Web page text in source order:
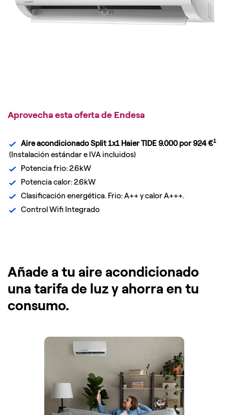
Aprovecha esta oferta de Endesa
Aire acondicionado Split 1x1 Haier TIDE 9.000 por 924 €1
(Instalación estándar e IVA incluidos)
Potencia frio: 2.6kW
Potencia calor: 2.6kW
Clasificación energética. Frio: A++ y calor A+++.
Control Wifi Integrado
Añade a tu aire acondicionado
una tarifa de luz y ahorra en tu
consumo.